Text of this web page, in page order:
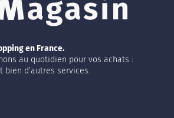
en France.
au quotidien pour vos achats :
d’autres services.